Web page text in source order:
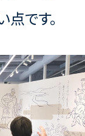
です。